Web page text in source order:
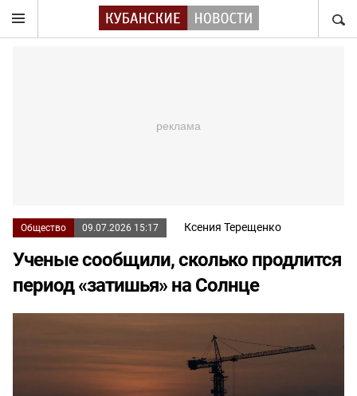
Общество 09.07.2026 15:17 Ксения Терещенко
Ученые сообщили, сколько продлится
период «затишья» на Солнце